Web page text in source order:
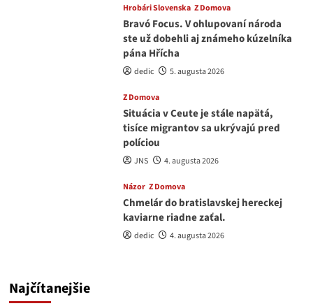
Hrobári Slovenska Z Domova
Bravó Focus. V ohlupovaní národa
ste už dobehli aj známeho kúzelníka
pána Hřícha
dedic 5. augusta 2026
Z Domova
Situácia v Ceute je stále napätá,
tisíce migrantov sa ukrývajú pred
políciou
JNS 4. augusta 2026
Názor Z Domova
Chmelár do bratislavskej hereckej
kaviarne riadne zaťal.
dedic 4. augusta 2026
Najčítanejšie